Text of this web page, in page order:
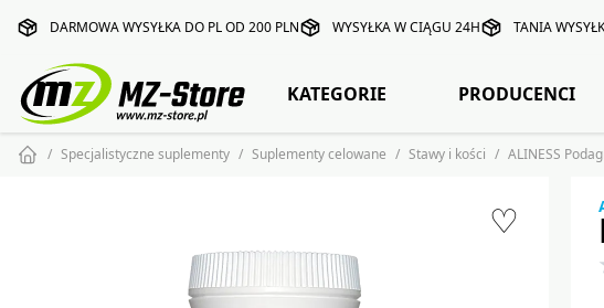
DARMOWA WYSYŁKA DO PL OD 200 PLN WYSYŁKA W CIĄGU 24H TANIA
KATEGORIE PRODUCENCI
Specjalistyczne suplementy Suplementy celowane Stawy i kości ALINESS
♡